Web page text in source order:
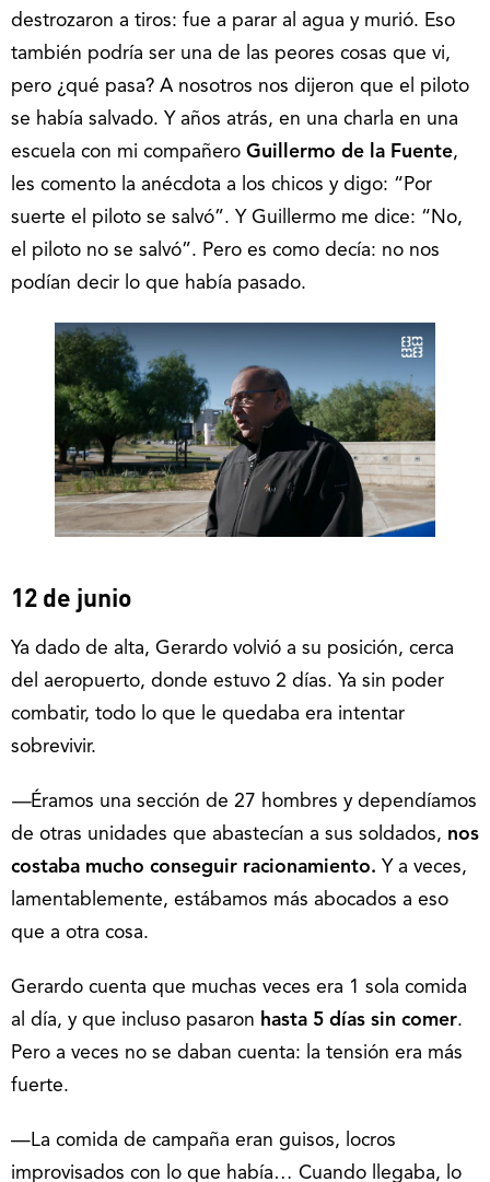
destrozaron a tiros: fue a parar al agua y murió. Eso
también podría ser una de las peores cosas que vi,
pero ¿qué pasa? A nosotros nos dijeron que el piloto
se había salvado. Y años atrás, en una charla en una
escuela con mi compañero Guillermo de la Fuente,
les comento la anécdota a los chicos y digo: “Por
suerte el piloto se salvó”. Y Guillermo me dice: “No,
el piloto no se salvó”. Pero es como decía: no nos
podían decir lo que había pasado.
12 de junio
Ya dado de alta, Gerardo volvió a su posición, cerca
del aeropuerto, donde estuvo 2 días. Ya sin poder
combatir, todo lo que le quedaba era intentar
sobrevivir.
—Éramos una sección de 27 hombres y dependíamos
de otras unidades que abastecían a sus soldados, nos
costaba mucho conseguir racionamiento. Y a veces,
lamentablemente, estábamos más abocados a eso
que a otra cosa.
Gerardo cuenta que muchas veces era 1 sola comida
al día, y que incluso pasaron hasta 5 días sin comer.
Pero a veces no se daban cuenta: la tensión era más
fuerte.
—La comida de campaña eran guisos, locros
improvisados con lo que había… Cuando llegaba, lo